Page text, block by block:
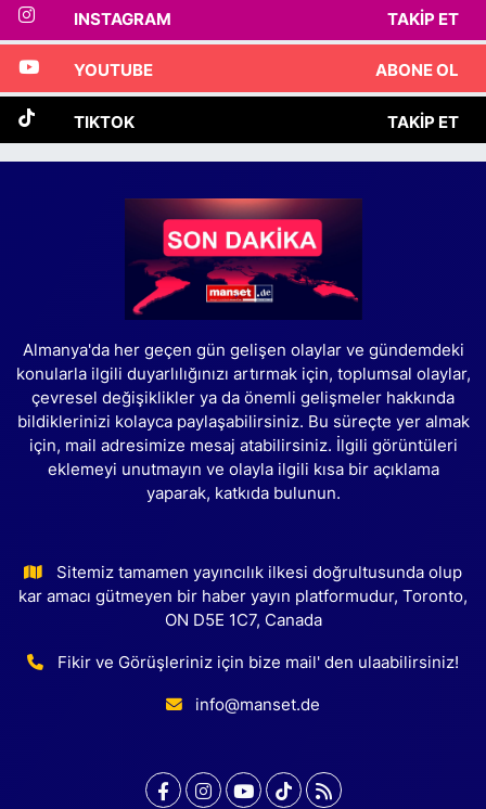
INSTAGRAM TAKIP ET
YOUTUBE ABONE OL
TIKTOK TAKIP ET
Almanya'da her geçen gün gelişen olaylar ve gündemdeki
konularla ilgili duyarlılığınızı artırmak için, toplumsal olaylar,
çevresel değişiklikler ya da önemli gelişmeler hakkında
bildiklerinizi kolayca paylaşabilirsiniz. Bu süreçte yer almak
için, mail adresimize mesaj atabilirsiniz. İlgili görüntüleri
eklemeyi unutmayın ve olayla ilgili kısa bir açıklama
yaparak, katkıda bulunun.
Sitemiz tamamen yayıncılık ilkesi doğrultusunda olup
kar amacı gütmeyen bir haber yayın platformudur, Toronto,
ON D5E 1C7, Canada
Fikir ve Görüşleriniz için bize mail' den ulaabilirsiniz!
info@manset.de